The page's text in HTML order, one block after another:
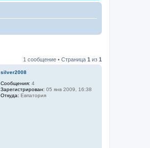
1 сообщение • Страница 1 из 1
silver2008
Сообщения: 4
Зарегистрирован: 05 янв 2009, 16:38
Откуда: Евпатория